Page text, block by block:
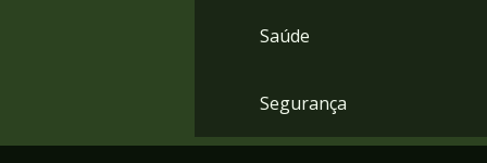
Saúde
Segurança